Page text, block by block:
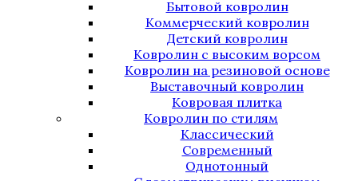
Бытовой ковролин
Коммерческий ковролин
Детский ковролин
Ковролин с высоким ворсом
Ковролин на резиновой основе
Выставочный ковролин
Ковровая плитка
Ковролин по стилям
Классический
Современный
Однотонный